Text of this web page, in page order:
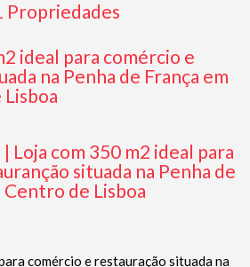
Propriedades
Loja com 350 m2 ideal para
situada na Penha de
Centro de Lisboa
comércio e restauração situada na